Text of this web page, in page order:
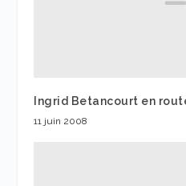
Ingrid Betancourt en
11 juin 2008